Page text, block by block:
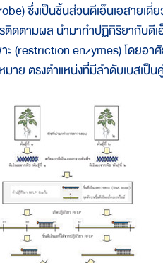
ซึ่งเป็นชิ้นส่วนดีเอ็นเอสายเดี่ย
ดตามผล นำมาทำปฏิกิริยากับดี
ะ (restriction enzymes) โดยอ
าย ตรงตำแหน่งที่มีลำดับเบสเป็